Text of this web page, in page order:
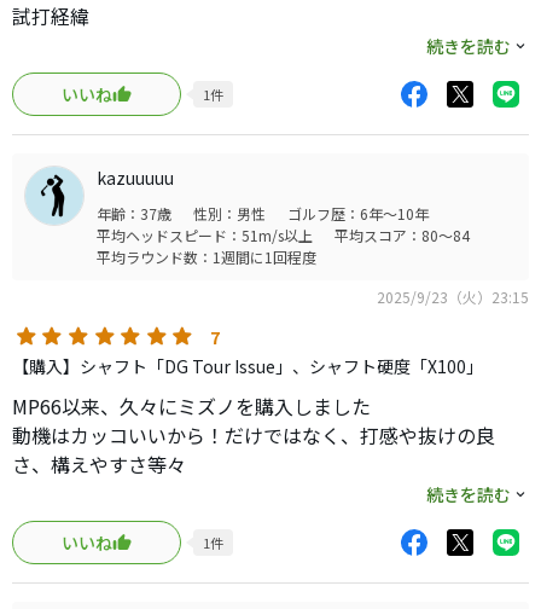
試打経緯
ちょいストロングロフトのアイアンでラウンドしている
と、飛び過ぎたり引っ掛けたりしてイマイチしっくりこな
いのでアイアンを見直していました。
すると、以前に使っていたナイキのVR PRO Bladeが意外と
打ちやすかったのでラウンドへ行くと今年で2番目のスコア
が出ました。しかし、さすがに古いクラブなのでもう少し
飛距離と寛容性を求めて何かいいアイアンはないかと考え
これを試打してみました。
正直、飛ぶアイアンではないですし寛容性もポケキャビや
今どきのハイテク中空アイアンとは全く違います(VR PRO
Blladeよりは飛ぶしやさしいですが)。ミスをするとお助け
要素は皆無なアイアンですが、フェースのどこに当たった
かを感じやすいのでミスの原因がハッキリと分かります。
打感や構えやすさについてはもう語る必要がないぐらい良
あのミズノで養老製でほぼマッスルなキャビティなんだか
ら悪いわけがないです。
続きを読む
いいね
1件
kazuuuuu
年齢：37歳 性別：男性
ゴルフ歴：6年～10年
平均ヘッドスピード：51m/s以上
平均スコア：80～84
平均ラウンド数：1週間に1回程度
2025/9/23（火）23:15
7
【購入】シャフト「DG Tour Issue」、シャフト硬度「X100」
MP66以来、久々にミズノを購入しました
動機はカッコいいから！だけではなく、打感や抜けの良
さ、構えやすさ等々
今まではSRIXON Z-ForgedⅡを使用していましたが、S-3の
ほうが抜けが良く優しく感じます
また、ロフトは寝ていますがシャフトが少し長いので番手
ごとの飛距離はZ-ForgedⅡと変わりませんでした
続きを読む
いいね
1件